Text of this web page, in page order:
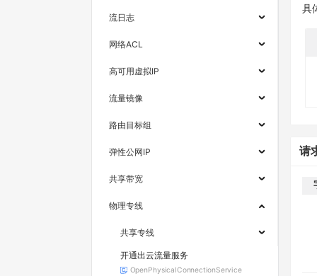
流日志
网络ACL
高可用虚拟IP
流量镜像
路由目标组
弹性公网IP
共享带宽
物理专线
共享专线
开通出云流量服务
OpenPhysicalConnectionService
具
请